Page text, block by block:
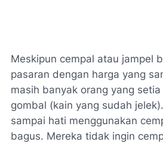
Meskipun cempal atau jampel
pasaran dengan harga yang
masih banyak orang yang
gombal (kain yang sudah
sampai hati menggunakan
bagus. Mereka tidak ingin